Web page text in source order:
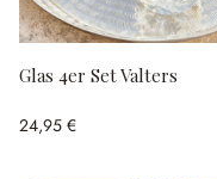
Glas 4er Set Valters
24,95 €